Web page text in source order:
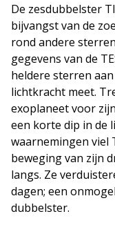
De zesdubbelster
bijvangst van de
rond andere
gegevens van de
heldere sterren
lichtkracht meet.
exoplaneet voor
een korte dip in de
waarnemingen viel
beweging van zijn
langs. Ze
dagen; een
dubbelster.